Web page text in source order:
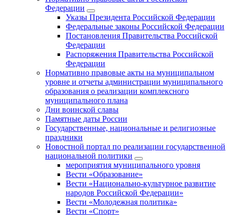
Федерации
Указы Президента Российской Федерации
Федеральные законы Российской Федерации
Постановления Правительства Российской
Федерации
Распоряжения Правительства Российской
Федерации
Нормативно правовые акты на муниципальном
уровне и отчеты администрации муниципального
образования о реализации комплексного
муниципального плана
Дни воинской славы
Памятные даты России
Государственные, национальные и религиозные
праздники
Новостной портал по реализации государственной
национальной политики
мероприятия муниципального уровня
Вести «Образование»
Вести «Национально-культурное развитие
народов Российской Федерации»
Вести «Молодежная политика»
Вести «Спорт»